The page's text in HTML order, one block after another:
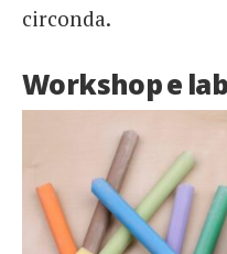
circonda.
Workshop e